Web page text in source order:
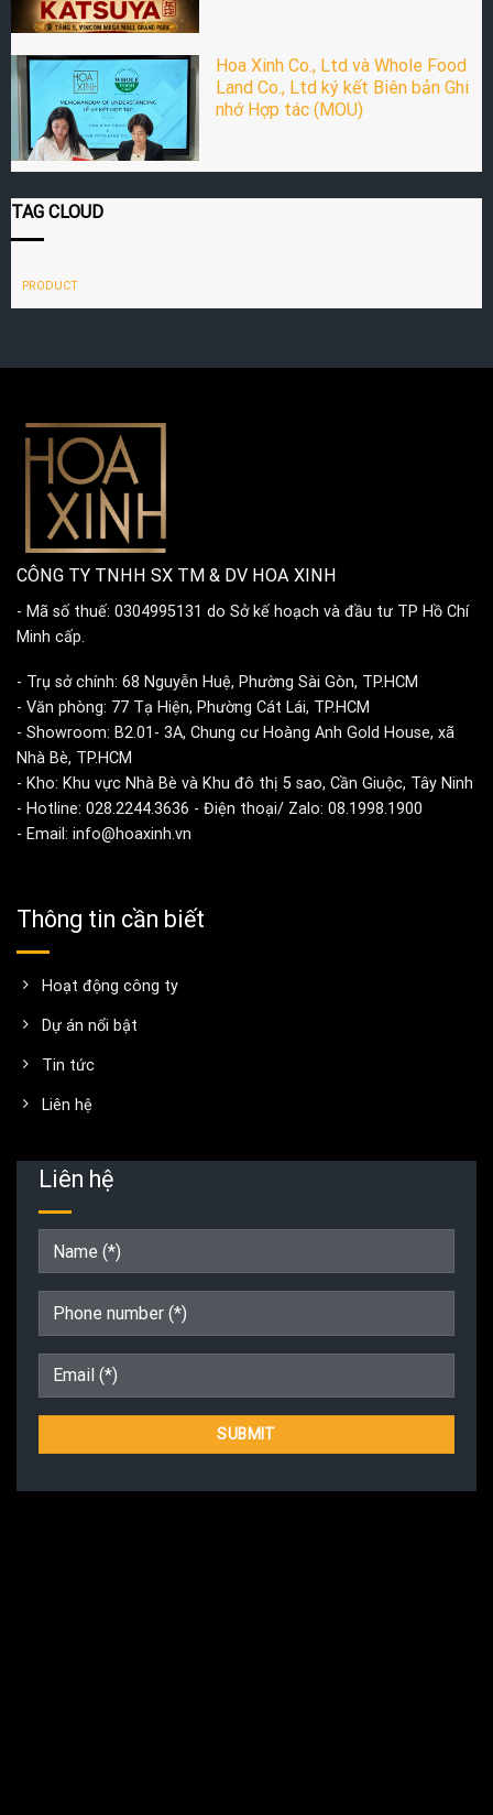
Hoa Xinh Co., Ltd và Whole Food
Land Co., Ltd ký kết Biên bản Ghi
nhớ Hợp tác (MOU)
TAG CLOUD
PRODUCT
CÔNG TY TNHH SX TM & DV HOA XINH
- Mã số thuế: 0304995131 do Sở kế hoạch và đầu tư TP Hồ Chí
Minh cấp.
- Trụ sở chính: 68 Nguyễn Huệ, Phường Sài Gòn, TP.HCM
- Văn phòng: 77 Tạ Hiện, Phường Cát Lái, TP.HCM
- Showroom: B2.01- 3A, Chung cư Hoàng Anh Gold House, xã
Nhà Bè, TP.HCM
- Kho: Khu vực Nhà Bè và Khu đô thị 5 sao, Cần Giuộc, Tây Ninh
- Hotline: 028.2244.3636 - Điện thoại/ Zalo: 08.1998.1900
- Email: info@hoaxinh.vn
Thông tin cần biết
Hoạt động công ty
Dự án nổi bật
Tin tức
Liên hệ
Liên hệ